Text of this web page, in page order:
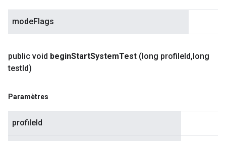
modeFlags
public void beginStartSystemTest (long profileId,long
testId)
Paramètres
profileId